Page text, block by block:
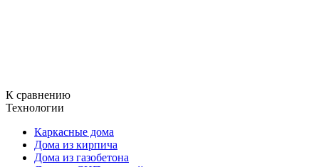
К сравнению
Технологии
Каркасные дома
Дома из кирпича
Дома из газобетона